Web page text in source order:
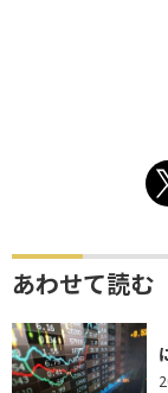
あわせて読む